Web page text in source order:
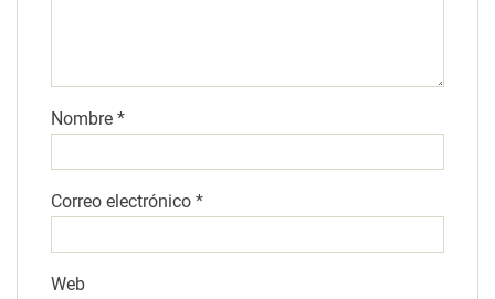
Nombre *
Correo electrónico *
Web